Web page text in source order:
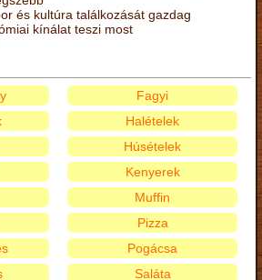
és kultúra találkozását gazdag
kínálat teszi most
Fagyi
Halételek
Húsételek
Kenyerek
Muffin
Pizza
Pogácsa
Saláta